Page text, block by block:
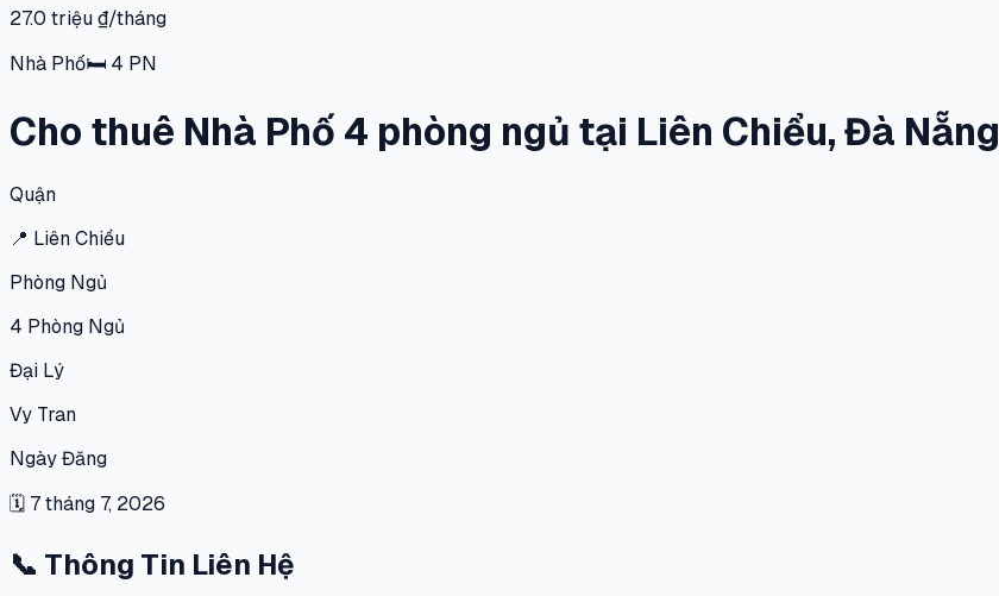
27.0 triệu ₫/tháng
Nhà Phố🛏 4 PN
Cho thuê Nhà Phố 4 phòng ngủ tại Liên Chiểu, Đà Nẵng
Quận
📍 Liên Chiểu
Phòng Ngủ
4 Phòng Ngủ
Đại Lý
Vy Tran
Ngày Đăng
🗓 7 tháng 7, 2026
📞 Thông Tin Liên Hệ